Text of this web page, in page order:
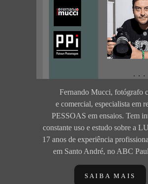
Fernando Mucci, fotógrafo
e comercial, especialista em
PESSOAS em ensaios. Tem
constante uso e estudo sobre a
17 anos de experiência
em Santo André, no ABC
SAIBA MAIS